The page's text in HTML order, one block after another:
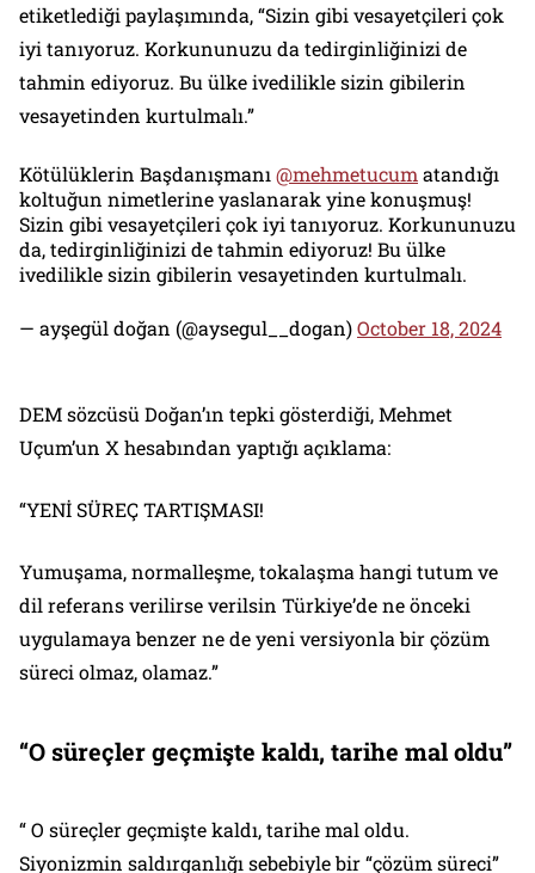
etiketlediği paylaşımında, “Sizin gibi vesayetçileri çok
iyi tanıyoruz. Korkununuzu da tedirginliğinizi de
tahmin ediyoruz. Bu ülke ivedilikle sizin gibilerin
vesayetinden kurtulmalı.”
Kötülüklerin Başdanışmanı @mehmetucum atandığı
koltuğun nimetlerine yaslanarak yine konuşmuş!
Sizin gibi vesayetçileri çok iyi tanıyoruz. Korkununuzu
da, tedirginliğinizi de tahmin ediyoruz! Bu ülke
ivedilikle sizin gibilerin vesayetinden kurtulmalı.
— ayşegül doğan (@aysegul__dogan)October 18, 2024
DEM sözcüsü Doğan’ın tepki gösterdiği, Mehmet
Uçum’un X hesabından yaptığı açıklama:
“YENİ SÜREÇ TARTIŞMASI!
Yumuşama, normalleşme, tokalaşma hangi tutum ve
dil referans verilirse verilsin Türkiye’de ne önceki
uygulamaya benzer ne de yeni versiyonla bir çözüm
süreci olmaz, olamaz.”
“O süreçler geçmişte kaldı, tarihe mal oldu”
“ O süreçler geçmişte kaldı, tarihe mal oldu.
Siyonizmin saldırganlığı sebebiyle bir “çözüm süreci”